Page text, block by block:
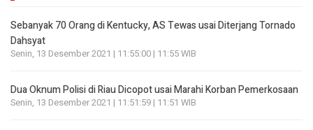
Sebanyak 70 Orang di Kentucky, AS Tewas usai Diterjang Tornado
Dahsyat
Senin, 13 Desember 2021 | 11:55:00 | 11:55 WIB
Dua Oknum Polisi di Riau Dicopot usai Marahi Korban Pemerkosaan
Senin, 13 Desember 2021 | 11:51:59 | 11:51 WIB